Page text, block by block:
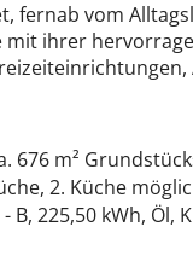
fernab vom
mit ihrer
676 m²
2. Küche
225,50 kWh, Öl,